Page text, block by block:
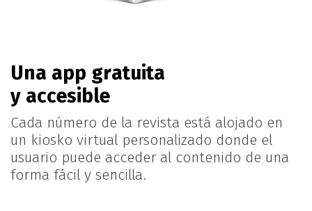
Una app gratuita
y accesible
Cada número de la revista está alojado en
un kiosko virtual personalizado donde el
usuario puede acceder al contenido de una
forma fácil y sencilla.